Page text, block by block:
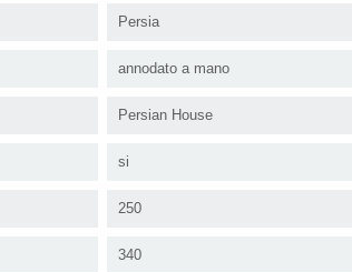
Persia
annodato a mano
Persian House
si
250
340